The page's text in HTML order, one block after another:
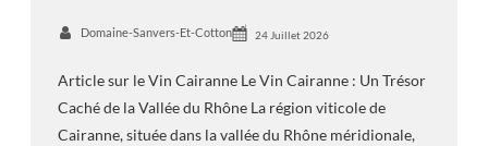
Domaine-Sanvers-Et-Cotton 24 Juillet 2026
Article sur le Vin Cairanne Le Vin Cairanne : Un Trésor
Caché de la Vallée du Rhône La région viticole de
Cairanne, située dans la vallée du Rhône méridionale,